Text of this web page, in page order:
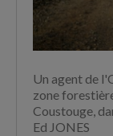
Un agent de
zone
Coustouge,
Ed JONES